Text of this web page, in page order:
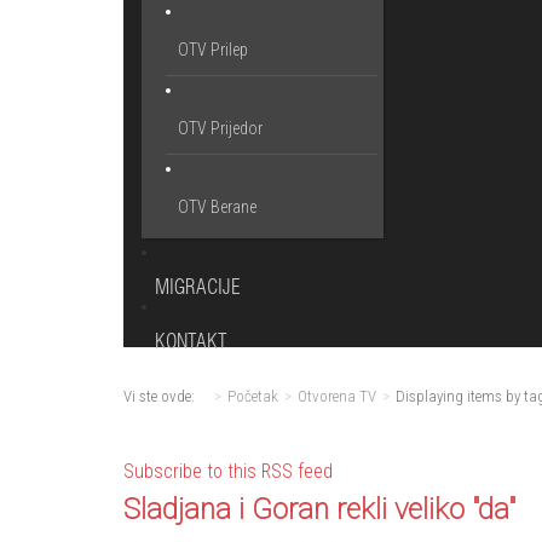
OTV Prilep
OTV Prijedor
OTV Berane
MIGRACIJE
KONTAKT
Vi ste ovde: Početak Otvorena TV Displaying items by
Subscribe to this RSS feed
Sladjana i Goran rekli veliko "da"